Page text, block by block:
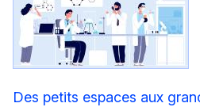
Des petits espaces aux